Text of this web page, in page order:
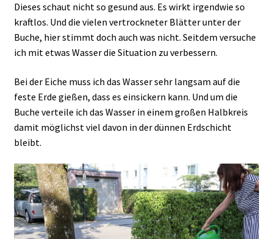
Dieses schaut nicht so gesund aus. Es wirkt irgendwie so
kraftlos. Und die vielen vertrockneter Blätter unter der
Buche, hier stimmt doch auch was nicht. Seitdem versuche
ich mit etwas Wasser die Situation zu verbessern.
Bei der Eiche muss ich das Wasser sehr langsam auf die
feste Erde gießen, dass es einsickern kann. Und um die
Buche verteile ich das Wasser in einem großen Halbkreis
damit möglichst viel davon in der dünnen Erdschicht
bleibt.